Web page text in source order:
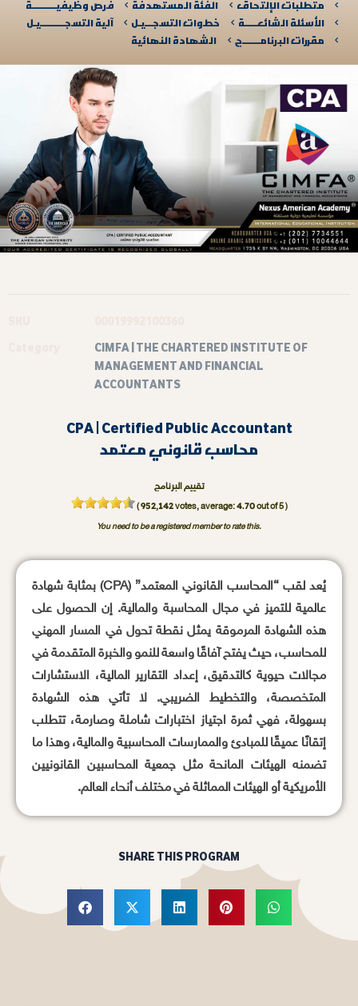
متطلبات الإلتحاق
الفئة المستهدفة
فرص وظيفيــــــــــة
الأسئلة الشائعـــــة
خطوات التسجـــيـل
آلية التسجــــــــــيـل​
مقررات البرنامـــــــج
الشهادة النهائية
CIMFA | THE CHARTERED INSTITUTE OF
MANAGEMENT AND FINANCIAL
ACCOUNTANTS
CPA | Certified Public Accountant
محاسب قانوني معتمد
تقييم البرنامج
(952,142votes, average:4.70out of 5 )
You need to be a registered member to rate this.
يُعد لقب “المحاسب القانوني المعتمد” (CPA) بمثابة شهادة
عالمية للتميز في مجال المحاسبة والمالية. إن الحصول على
هذه الشهادة المرموقة يمثل نقطة تحول في المسار المهني
للمحاسب، حيث يفتح آفاقًا واسعة للنمو والخبرة المتقدمة في
مجالات حيوية كالتدقيق، إعداد التقارير المالية، الاستشارات
المتخصصة، والتخطيط الضريبي. لا تأتي هذه الشهادة
بسهولة، فهي ثمرة اجتياز اختبارات شاملة وصارمة، تتطلب
إتقانًا عميقًا للمبادئ والممارسات المحاسبية والمالية، وهذا ما
تضمنه الهيئات المانحة مثل جمعية المحاسبين القانونيين
الأمريكية أو الهيئات المماثلة في مختلف أنحاء العالم.
SHARE THIS PROGRAM